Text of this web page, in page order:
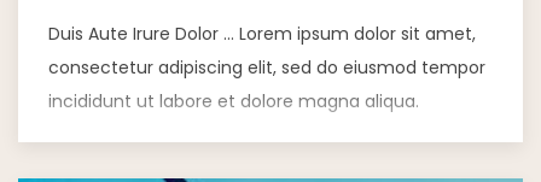
Duis Aute Irure Dolor … Lorem ipsum dolor sit amet,
consectetur adipiscing elit, sed do eiusmod tempor
incididunt ut labore et dolore magna aliqua.